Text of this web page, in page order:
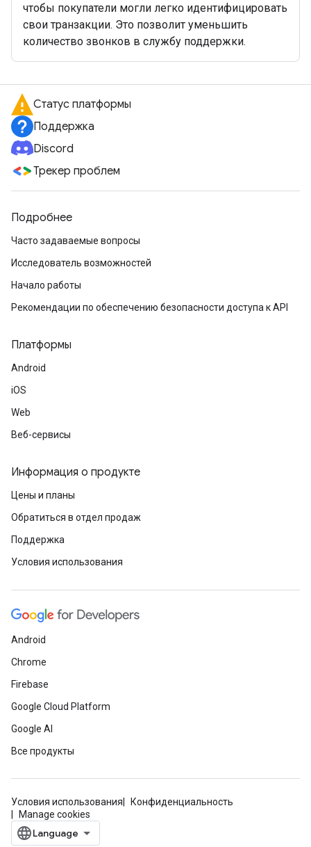
чтобы покупатели могли легко идентифицировать
свои транзакции. Это позволит уменьшить
количество звонков в службу поддержки.
Статус платформы
Поддержка
Discord
Трекер проблем
Подробнее
Часто задаваемые вопросы
Исследователь возможностей
Начало работы
Рекомендации по обеспечению безопасности доступа к API
Платформы
Android
iOS
Web
Веб-сервисы
Информация о продукте
Цены и планы
Обратиться в отдел продаж
Поддержка
Условия использования
Android
Chrome
Firebase
Google Cloud Platform
Google AI
Все продукты
Условия использования
Конфиденциальность
Manage cookies